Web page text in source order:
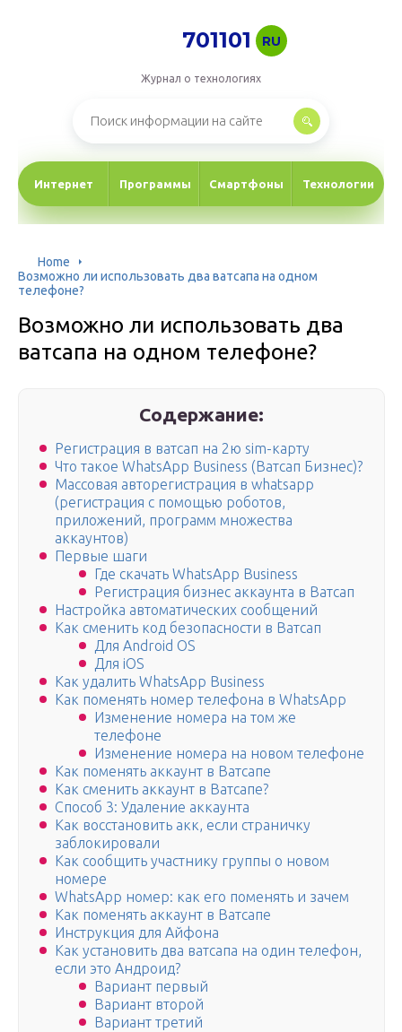
701101 RU
Журнал о технологиях
Интернет Программы Смартфоны Технологии
Home
Возможно ли использовать два ватсапа на одном
телефоне?
Возможно ли использовать два
ватсапа на одном телефоне?
Содержание:
Регистрация в ватсап на 2ю sim-карту
Что такое WhatsApp Business (Ватсап Бизнес)?
Массовая авторегистрация в whatsapp
(регистрация с помощью роботов,
приложений, программ множества
аккаунтов)
Первые шаги
Где скачать WhatsApp Business
Регистрация бизнес аккаунта в Ватсап
Настройка автоматических сообщений
Как сменить код безопасности в Ватсап
Для Android OS
Для iOS
Как удалить WhatsApp Business
Как поменять номер телефона в WhatsApp
Изменение номера на том же
телефоне
Изменение номера на новом телефоне
Как поменять аккаунт в Ватсапе
Как сменить аккаунт в Ватсапе?
Способ 3: Удаление аккаунта
Как восстановить акк, если страничку
заблокировали
Как сообщить участнику группы о новом
номере
WhatsApp номер: как его поменять и зачем
Как поменять аккаунт в Ватсапе
Инструкция для Айфона
Как установить два ватсапа на один телефон,
если это Андроид?
Вариант первый
Вариант второй
Вариант третий